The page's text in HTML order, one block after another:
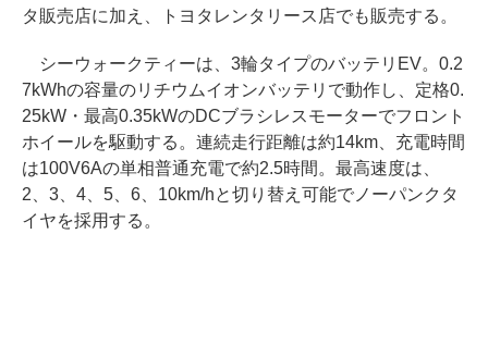
タ販売店に加え、トヨタレンタリース店でも販売する。
シーウォークティーは、3輪タイプのバッテリEV。0.2
7kWhの容量のリチウムイオンバッテリで動作し、定格0.
25kW・最高0.35kWのDCブラシレスモーターでフロント
ホイールを駆動する。連続走行距離は約14km、充電時間
は100V6Aの単相普通充電で約2.5時間。最高速度は、
2、3、4、5、6、10km/hと切り替え可能でノーパンクタ
イヤを採用する。